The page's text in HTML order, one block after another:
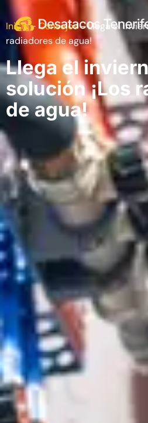
Inicio- Consejos-Llega el
radiadores de agua!
Llega el
solución ¡Los
de agua!